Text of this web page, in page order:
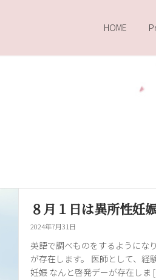
HOME
８月１日は異所性妊
2024年7月31日
英語で調べものをするようにな
が存在します。 医師として、経
妊娠 なんと啓発デーが存在しま